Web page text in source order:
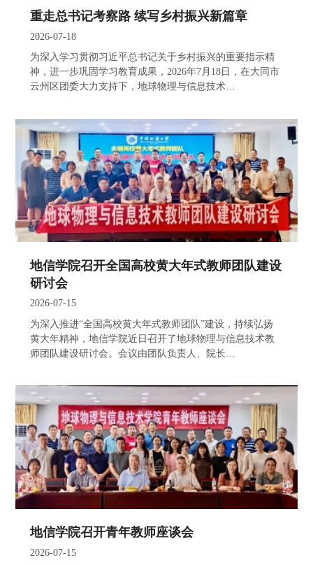
重走总书记考察路 续写乡村振兴新篇章
2026-07-18
为深入学习贯彻习近平总书记关于乡村振兴的重要指示精
神，进一步巩固学习教育成果，2026年7月18日，在大同市
云州区团委大力支持下，地球物理与信息技术…
地信学院召开全国高校黄大年式教师团队建设
研讨会
2026-07-15
为深入推进“全国高校黄大年式教师团队”建设，持续弘扬
黄大年精神，地信学院近日召开了地球物理与信息技术教
师团队建设研讨会。会议由团队负责人、院长…
地信学院召开青年教师座谈会
2026-07-15